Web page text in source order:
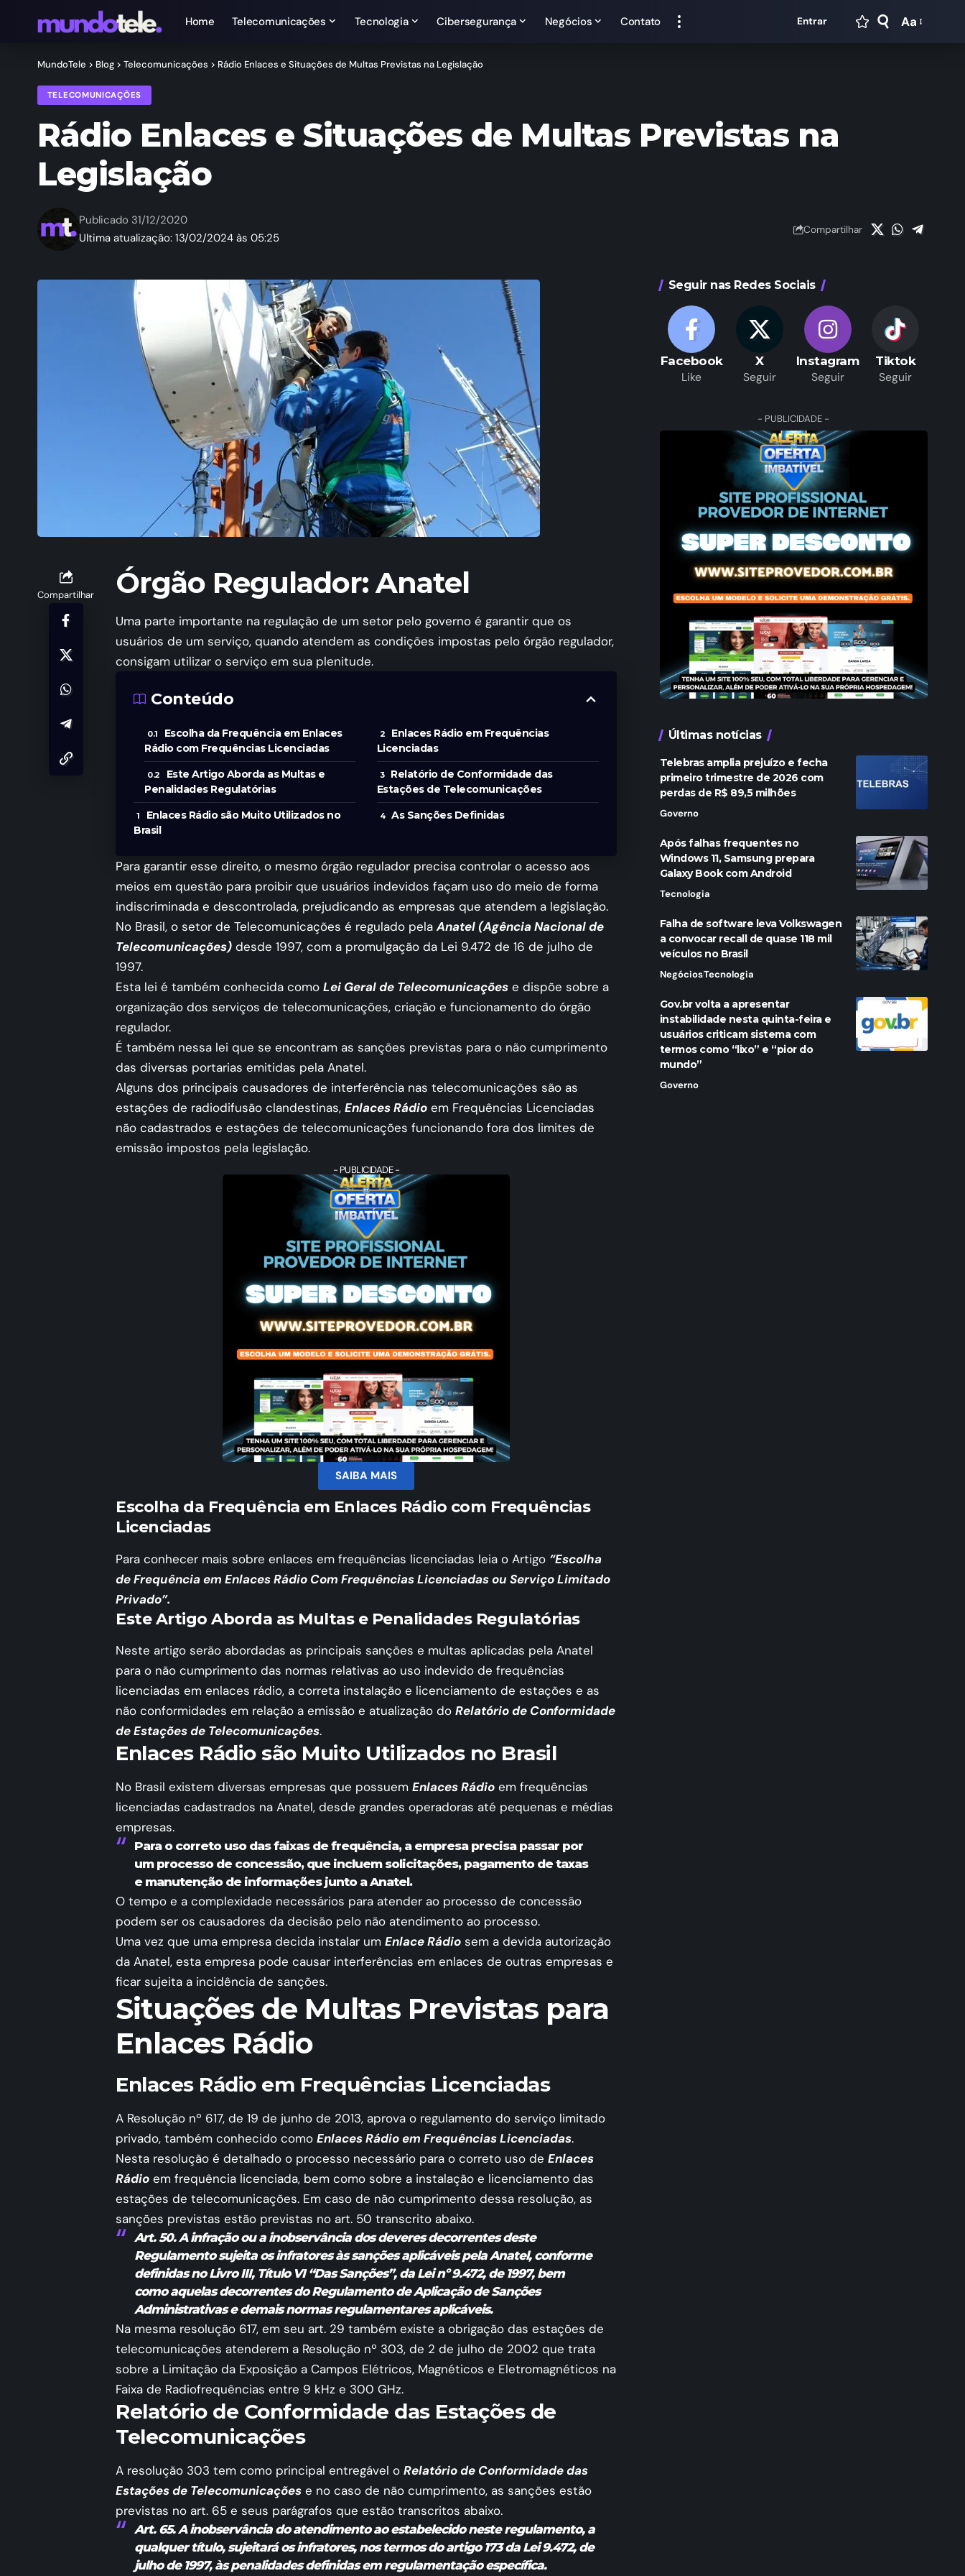
Home Telecomunicações Tecnologia Cibersegurança Negócios Contato Entrar Aa
MundoTele > Blog > Telecomunicações > Rádio Enlaces e Situações de Multas Previstas na Legislação
TELECOMUNICAÇÕES
Rádio Enlaces e Situações de Multas Previstas na
Legislação
Ultima atualização: 13/02/2024 às 05:25
Publicado 31/12/2020
Compartilhar
Compartilhar Órgão Regulador: Anatel
Uma parte importante na regulação de um setor pelo governo é garantir que os
usuários de um serviço, quando atendem as condições impostas pelo órgão regulador,
consigam utilizar o serviço em sua plenitude.
Conteúdo
Escolha da Frequência em Enlaces
Rádio com Frequências Licenciadas
Este Artigo Aborda as Multas e
Penalidades Regulatórias
Enlaces Rádio são Muito Utilizados no
Brasil
Enlaces Rádio em Frequências
Licenciadas
Relatório de Conformidade das
Estações de Telecomunicações
As Sanções Definidas
Para garantir esse direito, o mesmo órgão regulador precisa controlar o acesso aos
meios em questão para proibir que usuários indevidos façam uso do meio de forma
indiscriminada e descontrolada, prejudicando as empresas que atendem a legislação.
No Brasil, o setor de Telecomunicações é regulado pelaAnatel (Agência Nacional de
Telecomunicações) desde 1997, com a promulgação da Lei 9.472 de 16 de julho de
1997.
Esta lei é também conhecida como Lei Geral de Telecomunicações e dispõe sobre a
organização dos serviços de telecomunicações, criação e funcionamento do órgão
regulador.
É também nessa lei que se encontram as sanções previstas para o não cumprimento
das diversas portarias emitidas pela Anatel.
Alguns dos principais causadores de interferência nas telecomunicações são as
estações de radiodifusão clandestinas, Enlaces Rádio em Frequências Licenciadas
não cadastrados e estações de telecomunicações funcionando fora dos limites de
emissão impostos pela legislação.
- PUBLICIDADE -
SAIBA MAIS
Escolha da Frequência em Enlaces Rádio com Frequências
Licenciadas
Para conhecer mais sobre enlaces em frequências licenciadas leia o Artigo “Escolha
de Frequência em Enlaces Rádio Com Frequências Licenciadas ou Serviço Limitado
Privado”.
Este Artigo Aborda as Multas e Penalidades Regulatórias
Neste artigo serão abordadas as principais sanções e multas aplicadas pela Anatel
para o não cumprimento das normas relativas ao uso indevido de frequências
licenciadas em enlaces rádio, a correta instalação e licenciamento de estações e as
não conformidades em relação a emissão e atualização do Relatório de Conformidade
de Estações de Telecomunicações.
Enlaces Rádio são Muito Utilizados no Brasil
No Brasil existem diversas empresas que possuem Enlaces Rádio em frequências
licenciadas cadastrados na Anatel, desde grandes operadoras até pequenas e médias
empresas.
Para o correto uso das faixas de frequência, a empresa precisa passar por
um processo de concessão, que incluem solicitações, pagamento de taxas
e manutenção de informações junto a Anatel.
O tempo e a complexidade necessários para atender ao processo de concessão
podem ser os causadores da decisão pelo não atendimento ao processo.
Uma vez que uma empresa decida instalar um Enlace Rádio sem a devida autorização
da Anatel, esta empresa pode causar interferências em enlaces de outras empresas e
ficar sujeita a incidência de sanções.
Situações de Multas Previstas para
Enlaces Rádio
Enlaces Rádio em Frequências Licenciadas
A Resolução nº 617, de 19 de junho de 2013, aprova o regulamento do serviço limitado
privado, também conhecido como Enlaces Rádio em Frequências Licenciadas.
Nesta resolução é detalhado o processo necessário para o correto uso de Enlaces
Rádio em frequência licenciada, bem como sobre a instalação e licenciamento das
estações de telecomunicações. Em caso de não cumprimento dessa resolução, as
sanções previstas estão previstas no art. 50 transcrito abaixo.
Art. 50. A infração ou a inobservância dos deveres decorrentes deste
Regulamento sujeita os infratores às sanções aplicáveis pela Anatel, conforme
definidas no Livro III, Título VI “Das Sanções”, daLei nº 9.472, de 1997, bem
como aquelas decorrentes do Regulamento de Aplicação de Sanções
Administrativas e demais normas regulamentares aplicáveis.
Na mesma resolução 617, em seu art. 29 também existe a obrigação das estações de
telecomunicações atenderem a Resolução nº 303, de 2 de julho de 2002 que trata
sobre a Limitação da Exposição a Campos Elétricos, Magnéticos e Eletromagnéticos na
Faixa de Radiofrequências entre 9 kHz e 300 GHz.
Relatório de Conformidade das Estações de
Telecomunicações
A resolução 303 tem como principal entregável o Relatório de Conformidade das
Estações de Telecomunicações e no caso de não cumprimento, as sanções estão
previstas no art. 65 e seus parágrafos que estão transcritos abaixo.
Art. 65. A inobservância do atendimento ao estabelecido neste regulamento, a
qualquer título, sujeitará os infratores, nos termos doartigo 173da Lei 9.472, de
julho de 1997, às penalidades definidas em regulamentação específica.
Seguir nas Redes Sociais
Facebook
Like
X
Seguir
Instagram
Seguir
Tiktok
Seguir
- PUBLICIDADE -
Últimas notícias
Telebras amplia prejuízo e fecha
primeiro trimestre de 2026 com
perdas de R$ 89,5 milhões
Governo
Após falhas frequentes no
Windows 11, Samsung prepara
Galaxy Book com Android
Tecnologia
Falha de software leva Volkswagen
a convocar recall de quase 118 mil
veículos no Brasil
NegóciosTecnologia
Gov.br volta a apresentar
instabilidade nesta quinta-feira e
usuários criticam sistema com
termos como “lixo” e “pior do
mundo”
Governo